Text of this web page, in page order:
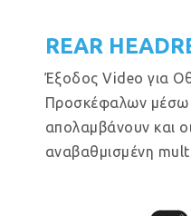
REAR
Έξοδος Video για
Προσκέφαλων μέσω
απολαμβάνουν και
αναβαθμισμένη